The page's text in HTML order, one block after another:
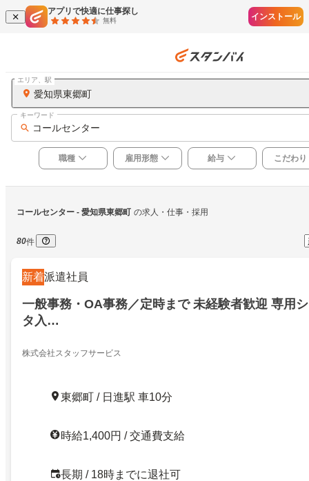
アプリで快適に仕事探し
無料 インストール
愛知県東郷町
エリア、駅
コールセンター
キーワード
職種 雇用形態 給与 こだわり
コールセンター - 愛知県東郷町 の求人・仕事・採用
80件
新着派遣社員
一般事務・OA事務／定時まで 未経験者歓迎 専用
タ入…
株式会社スタッフサービス
東郷町 / 日進駅 車10分
時給1,400円 / 交通費支給
長期 / 18時までに退社可